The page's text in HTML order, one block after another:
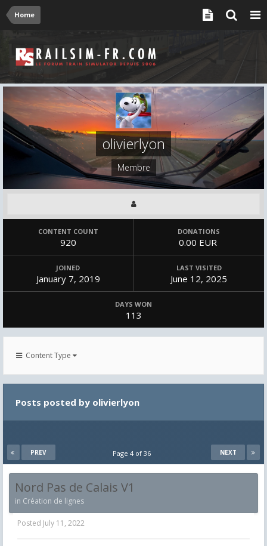
Home
olivierlyon
Membre
CONTENT COUNT
920
DONATIONS
0.00 EUR
JOINED
January 7, 2019
LAST VISITED
June 12, 2025
DAYS WON
113
Content Type
Posts posted by olivierlyon
PREV NEXT
Page 4 of 36
Nord Pas de Calais V1
in Création de lignes
Posted July 11, 2022